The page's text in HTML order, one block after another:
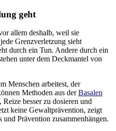
geht
allem deshalb, weil sie
Grenzverletzung sieht
durch ein Tun. Andere durch ein
unter dem Deckmantel von
Menschen arbeitest, der
Methoden aus derBasalen
Reize besser zu dosieren und
keine Gewaltprävention, zeigt
Prävention zusammenhängen.